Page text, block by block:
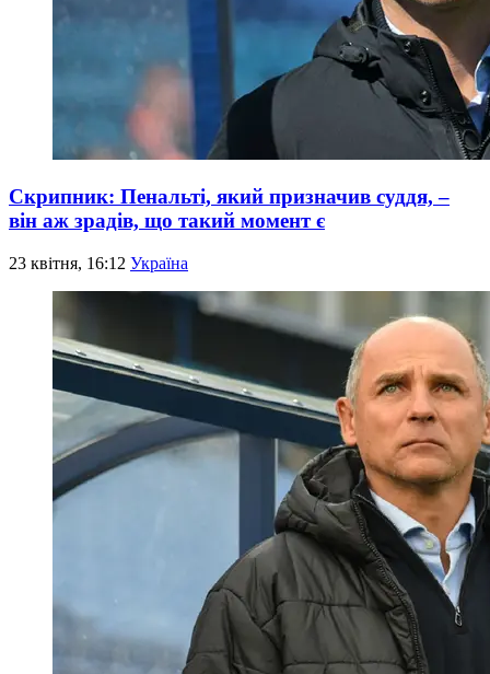
Скрипник: Пенальті, який призначив суддя, –
він аж зрадів, що такий момент є
23 квітня, 16:12 Україна